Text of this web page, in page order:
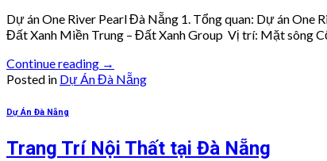
Dự án One River Pearl Đà Nẵng 1. Tổng quan: Dự án One
Đất Xanh Miền Trung – Đất Xanh Group Vị trí: Mặt sông
Continue reading →
Posted in Dự Án Đà Nẵng
Dự Án Đà Nẵng
Trang Trí Nội Thất tại Đà Nẵng